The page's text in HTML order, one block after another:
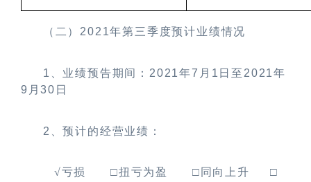
（二） 2021年第三季度预计业绩情况
1 、业绩预告期间： 2021年7 月 1 日至 2021年
9 月30 日
2 、预计的经营业绩：
√亏损 □扭亏为盈 □ 同向上升
□